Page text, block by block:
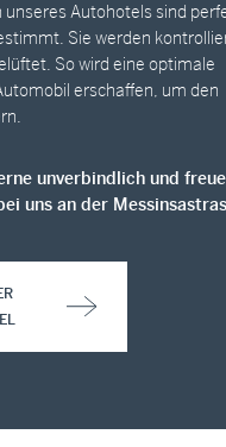
unseres Autohotels sind
Sie werden
So wird eine optimale
erschaffen, um den
un­ver­bind­lich und
uns an der